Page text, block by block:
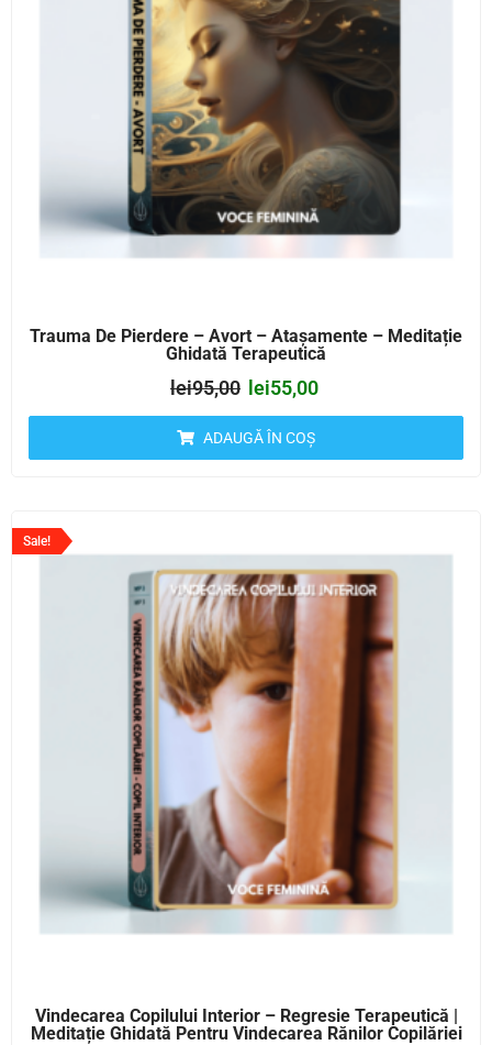
Trauma De Pierdere – Avort – Atașamente – Meditație
Ghidată Terapeutică
lei95,00 lei55,00
ADAUGĂ ÎN COȘ
Sale!
Vindecarea Copilului Interior – Regresie Terapeutică |
Meditație Ghidată Pentru Vindecarea Rănilor Copilăriei